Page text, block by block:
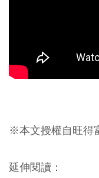
※本文授權自旺得
延伸閱讀：